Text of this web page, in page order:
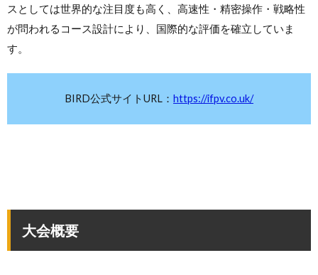
スとしては世界的な注目度も高く、高速性・精密操作・戦略性
が問われるコース設計により、国際的な評価を確立していま
す。
BIRD公式サイトURL： https://ifpv.co.uk/
大会概要